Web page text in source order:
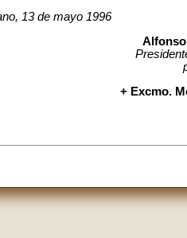
13 de mayo 1996
+ Excmo.